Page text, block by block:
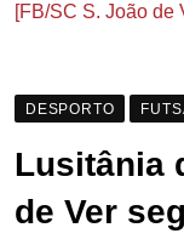
[FB/SC S. João de
DESPORTO
Lusitânia
de Ver